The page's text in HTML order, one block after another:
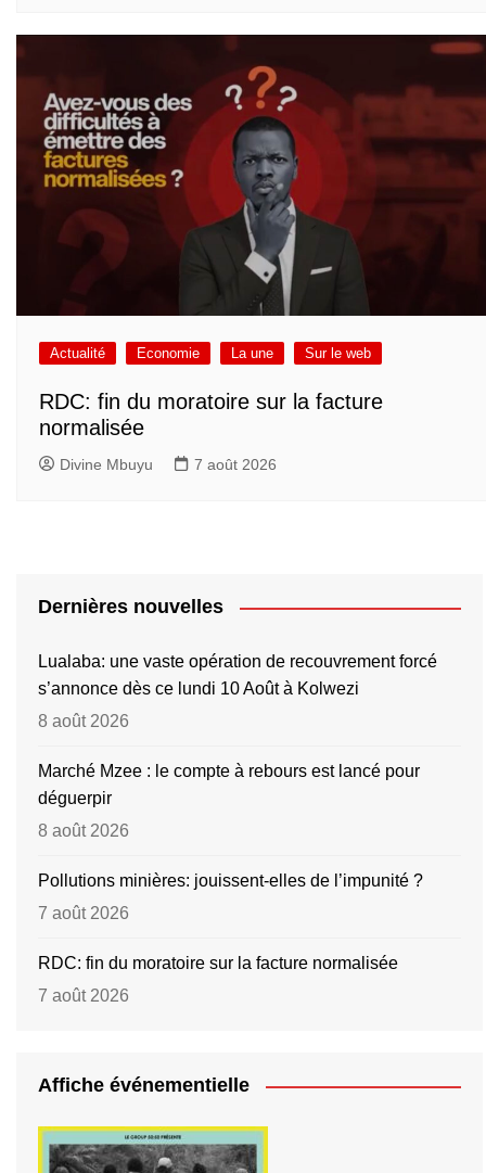
Actualité Economie La une Sur le web
RDC: fin du moratoire sur la facture
normalisée
Divine Mbuyu 7 août 2026
Dernières nouvelles
Lualaba: une vaste opération de recouvrement forcé
s’annonce dès ce lundi 10 Août à Kolwezi
8 août 2026
Marché Mzee : le compte à rebours est lancé pour
déguerpir
8 août 2026
Pollutions minières: jouissent-elles de l’impunité ?
7 août 2026
RDC: fin du moratoire sur la facture normalisée
7 août 2026
Affiche événementielle